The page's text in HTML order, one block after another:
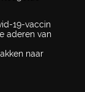
19-vaccin
aderen van
naar